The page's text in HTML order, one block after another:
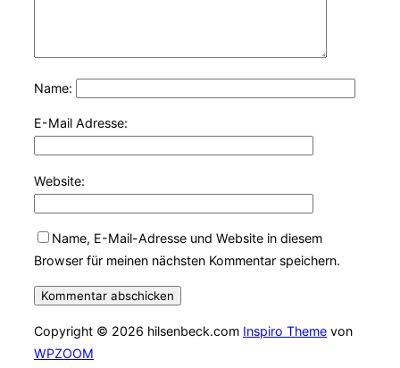
Name:
E-Mail Adresse:
Website:
Name, E-Mail-Adresse und Website in diesem
Browser für meinen nächsten Kommentar speichern.
Copyright © 2026 hilsenbeck.com Inspiro Theme von
WPZOOM